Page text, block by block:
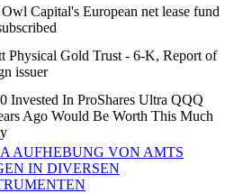
Capital's European net lease fund
Physical Gold Trust - 6-K, Report of
issuer
Invested In ProShares Ultra QQQ
Ago Would Be Worth This Much
AUFHEBUNG VON AMTS
IN DIVERSEN